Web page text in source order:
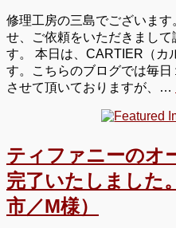
修理工房の三島でございま
せ、ご依頼をいただきまして
す。 本日は、CARTIER（カ
す。こちらのブログでは毎
させて頂いておりますが、…
ティファニーのオ
完了いたしました
市／M様）